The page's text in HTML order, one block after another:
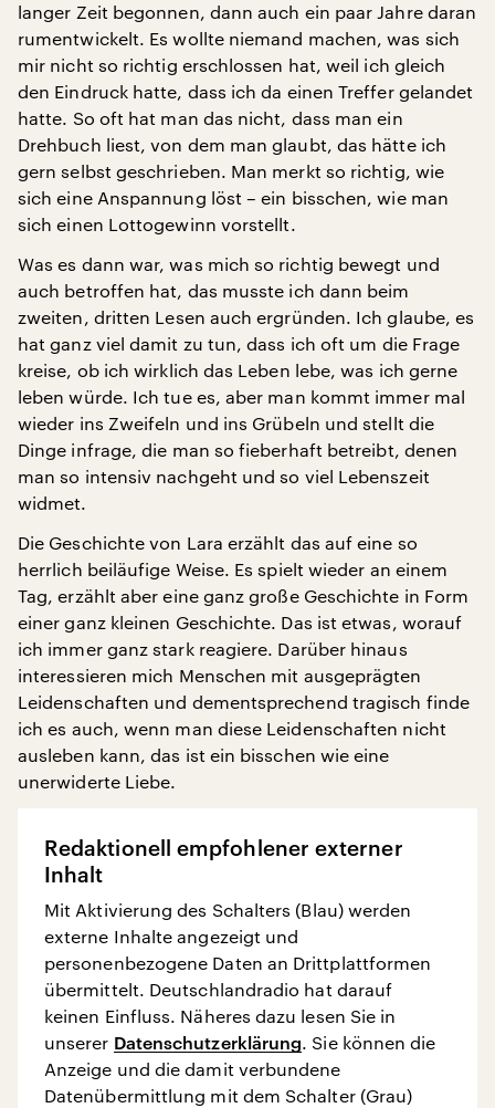
langer Zeit begonnen, dann auch ein paar Jahre daran
rumentwickelt. Es wollte niemand machen, was sich
mir nicht so richtig erschlossen hat, weil ich gleich
den Eindruck hatte, dass ich da einen Treffer gelandet
hatte. So oft hat man das nicht, dass man ein
Drehbuch liest, von dem man glaubt, das hätte ich
gern selbst geschrieben. Man merkt so richtig, wie
sich eine Anspannung löst – ein bisschen, wie man
sich einen Lottogewinn vorstellt.
Was es dann war, was mich so richtig bewegt und
auch betroffen hat, das musste ich dann beim
zweiten, dritten Lesen auch ergründen. Ich glaube, es
hat ganz viel damit zu tun, dass ich oft um die Frage
kreise, ob ich wirklich das Leben lebe, was ich gerne
leben würde. Ich tue es, aber man kommt immer mal
wieder ins Zweifeln und ins Grübeln und stellt die
Dinge infrage, die man so fieberhaft betreibt, denen
man so intensiv nachgeht und so viel Lebenszeit
widmet.
Die Geschichte von Lara erzählt das auf eine so
herrlich beiläufige Weise. Es spielt wieder an einem
Tag, erzählt aber eine ganz große Geschichte in Form
einer ganz kleinen Geschichte. Das ist etwas, worauf
ich immer ganz stark reagiere. Darüber hinaus
interessieren mich Menschen mit ausgeprägten
Leidenschaften und dementsprechend tragisch finde
ich es auch, wenn man diese Leidenschaften nicht
ausleben kann, das ist ein bisschen wie eine
unerwiderte Liebe.
Redaktionell empfohlener externer
Inhalt
Mit Aktivierung des Schalters (Blau) werden
externe Inhalte angezeigt und
personenbezogene Daten an Drittplattformen
übermittelt. Deutschlandradio hat darauf
keinen Einfluss. Näheres dazu lesen Sie in
unserer Datenschutzerklärung. Sie können die
Anzeige und die damit verbundene
Datenübermittlung mit dem Schalter (Grau)